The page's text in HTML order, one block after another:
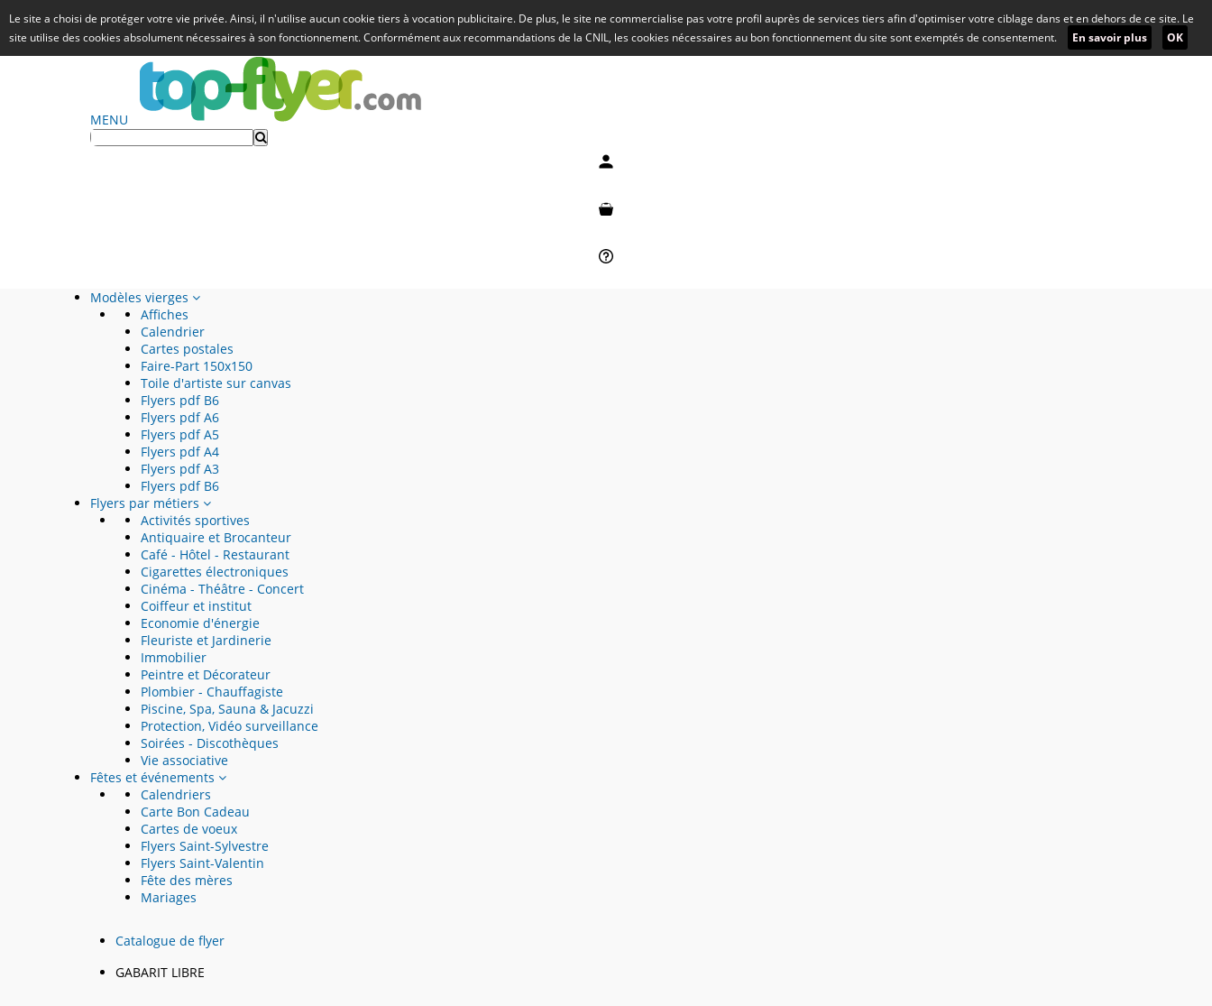
Le site a choisi de protéger votre vie privée. Ainsi, il n'utilise aucun cookie tiers à vocation publicitaire. De plus, le site ne commercialise pas votre profil auprès de services tiers afin d'optimiser votre ciblage dans et en dehors de ce site. Le
site utilise des cookies absolument nécessaires à son fonctionnement. Conformément aux recommandations de la CNIL, les cookies nécessaires au bon fonctionnement du site sont exemptés de consentement.
En savoir plus OK
MENU
Modèles vierges
Affiches
Calendrier
Cartes postales
Faire-Part 150x150
Toile d'artiste sur canvas
Flyers pdf B6
Flyers pdf A6
Flyers pdf A5
Flyers pdf A4
Flyers pdf A3
Flyers pdf B6
Flyers par métiers
Activités sportives
Antiquaire et Brocanteur
Café - Hôtel - Restaurant
Cigarettes électroniques
Cinéma - Théâtre - Concert
Coiffeur et institut
Economie d'énergie
Fleuriste et Jardinerie
Immobilier
Peintre et Décorateur
Plombier - Chauffagiste
Piscine, Spa, Sauna & Jacuzzi
Protection, Vidéo surveillance
Soirées - Discothèques
Vie associative
Fêtes et événements
Calendriers
Carte Bon Cadeau
Cartes de voeux
Flyers Saint-Sylvestre
Flyers Saint-Valentin
Fête des mères
Mariages
Catalogue de flyer
GABARIT LIBRE